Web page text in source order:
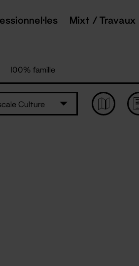
Mixt / Travaux
100% famille
Culture